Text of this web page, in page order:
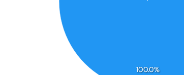
100.0%